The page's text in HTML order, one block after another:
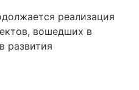
реализация
вошедших в
развития